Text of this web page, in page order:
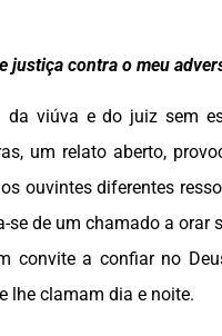
justiça contra o meu
da viúva e do juiz sem
um relato aberto,
ouvintes diferentes
se de um chamado a orar
convite a confiar no
lhe clamam dia e noite.